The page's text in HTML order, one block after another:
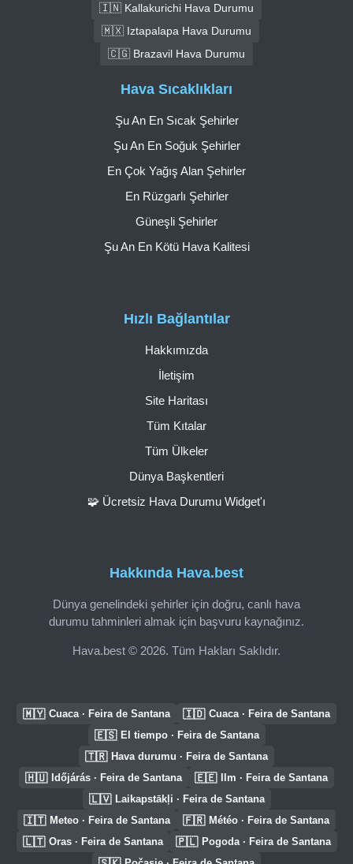
🇮🇳 Kallakurichi Hava Durumu
🇲🇽 Iztapalapa Hava Durumu
🇨🇬 Brazavil Hava Durumu
Hakkında Hava.best
Dünya genelindeki şehirler için doğru, canlı hava
durumu tahminleri almak için başvuru kaynağınız.
Hava.best © 2026. Tüm Hakları Saklıdır.
Hızlı Bağlantılar
Hakkımızda
İletişim
Site Haritası
Tüm Kıtalar
Tüm Ülkeler
Dünya Başkentleri
🧩 Ücretsiz Hava Durumu Widget'ı
Hava Sıcaklıkları
Şu An En Sıcak Şehirler
Şu An En Soğuk Şehirler
En Çok Yağış Alan Şehirler
En Rüzgarlı Şehirler
Güneşli Şehirler
Şu An En Kötü Hava Kalitesi
🇲🇾 Cuaca · Feira de Santana 🇮🇩 Cuaca · Feira de Santana
🇪🇸 El tiempo · Feira de Santana
🇹🇷 Hava durumu · Feira de Santana
🇭🇺 Időjárás · Feira de Santana 🇪🇪 Ilm · Feira de Santana
🇱🇻 Laikapstākļi · Feira de Santana
🇮🇹 Meteo · Feira de Santana 🇫🇷 Météo · Feira de Santana
🇱🇹 Oras · Feira de Santana 🇵🇱 Pogoda · Feira de Santana